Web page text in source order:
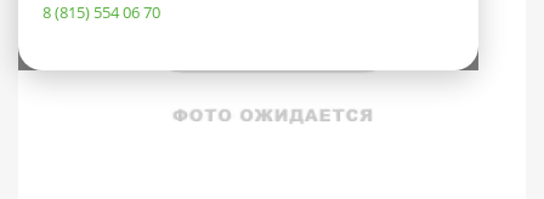
8 (815) 554 06 70